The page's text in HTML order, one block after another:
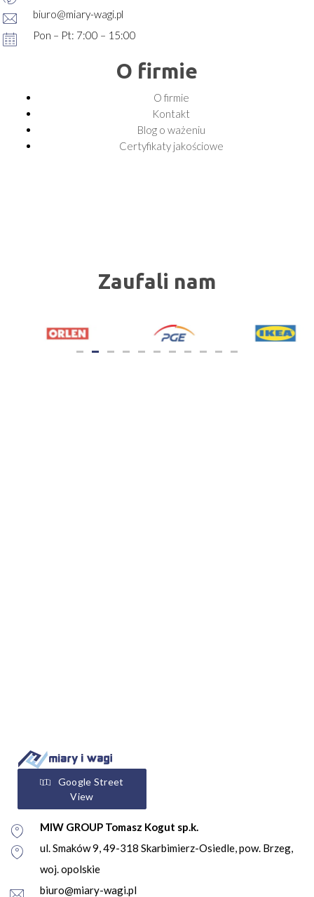
biuro@miary-wagi.pl
Pon – Pt: 7:00 – 15:00
O firmie
O firmie
Kontakt
Blog o ważeniu
Certyfikaty jakościowe
Zaufali nam
Google Street
View
MIW GROUP Tomasz Kogut sp.k.
ul. Smaków 9, 49-318 Skarbimierz-Osiedle, pow. Brzeg,
woj. opolskie
biuro@miary-wagi.pl